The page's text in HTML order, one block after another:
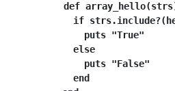
def
if
    puts "True"
  else
    puts "False"
  end